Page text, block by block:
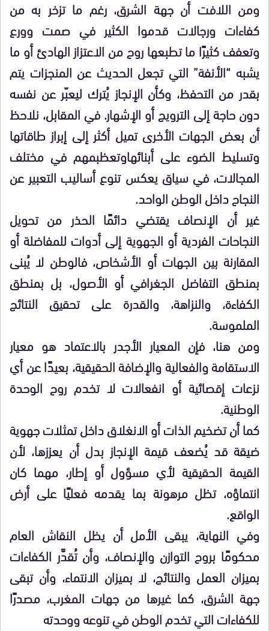
ومن اللافت أن جهة الشرق، رغم ما تزخر به من
كفاءات ورجالات قدموا الكثير في صمت وورع
وتعفف كثيرًا ما تطبعها روح من الاعتزاز الهادئ أو ما
يشبه “الأنفة” التي تجعل الحديث عن المنجزات يتم
بقدر من التحفظ، وكأن الإنجاز يُترك ليعبّر عن نفسه
دون حاجة إلى الترويج أو الإشهار. في المقابل، نلاحظ
أن بعض الجهات الأخرى تميل أكثر إلى إبراز طاقاتها
وتسليط الضوء على أبنائهاوتعظبمهم في مختلف
المجالات، في سياق يعكس تنوع أساليب التعبير عن
النجاح داخل الوطن الواحد.
غير أن الإنصاف يقتضي دائمًا الحذر من تحويل
النجاحات الفردية أو الجهوية إلى أدوات للمفاضلة أو
المقارنة بين الجهات أو الأشخاص، فالوطن لا يُبنى
بمنطق التفاضل الجغرافي أو الأصول، بل بمنطق
الكفاءة، والنزاهة، والقدرة على تحقيق النتائج
الملموسة.
ومن هنا، فإن المعيار الأجدر بالاعتماد هو معيار
الاستقامة والفعالية والإضافة الحقيقية، بعيدًا عن أي
نزعات إقصائية أو انفعالات لا تخدم روح الوحدة
الوطنية.
كما أن تضخيم الذات أو الانغلاق داخل تمثلات جهوية
ضيقة قد يُضعف قيمة الإنجاز بدل أن يعززها، لأن
القيمة الحقيقية لأي مسؤول أو إطار، مهما كان
انتماؤه، تظل مرهونة بما يقدمه فعليًا على أرض
الواقع.
وفي النهاية، يبقى الأمل أن يظل النقاش العام
محكومًا بروح التوازن والإنصاف، وأن تُقدَّر الكفاءات
بميزان العمل والنتائج، لا بميزان الانتماء، وأن تبقى
جهة الشرق، كما غيرها من جهات المغرب، مصدرًا
للكفاءات التي تخدم الوطن في تنوعه ووحدته